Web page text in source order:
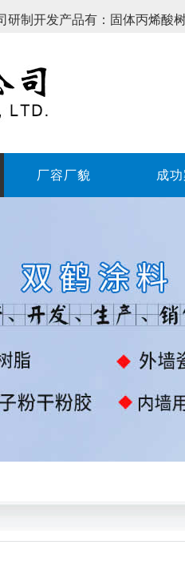
研制开发产品有：固体丙烯酸
厂容厂貌 成